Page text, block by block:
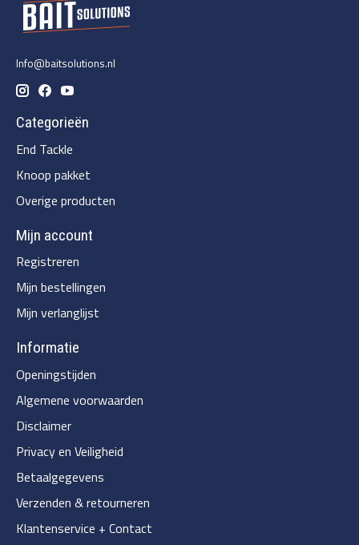
Info@baitsolutions.nl
Categorieën
End Tackle
Knoop pakket
Overige producten
Mijn account
Registreren
Mijn bestellingen
Mijn verlanglijst
Informatie
Openingstijden
Algemene voorwaarden
Disclaimer
Privacy en Veiligheid
Betaalgegevens
Verzenden & retourneren
Klantenservice + Contact